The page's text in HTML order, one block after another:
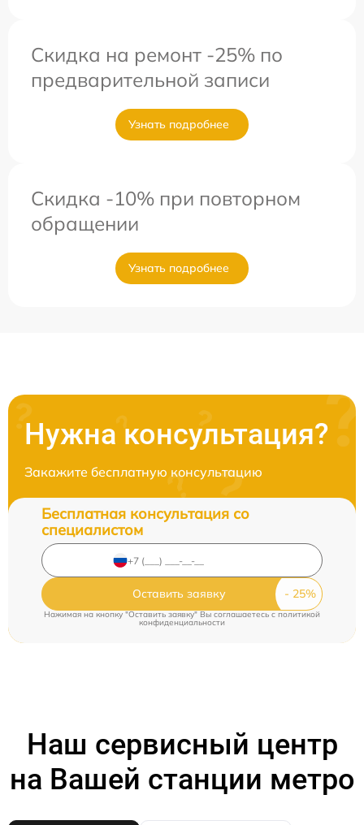
Скидка на ремонт -25% по
предварительной записи
Узнать подробнее
Скидка -10% при повторном
обращении
Узнать подробнее
Нужна консультация?
Закажите бесплатную консультацию
Бесплатная консультация со
специалистом
Оставить заявку
Нажимая на кнопку "Оставить заявку" Вы соглашаетесь c политикой
конфиденциальности
Наш сервисный центр
на Вашей станции метро